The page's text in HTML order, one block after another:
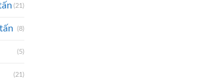
(21)
(8)
(5)
(21)